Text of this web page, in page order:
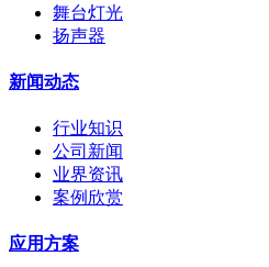
舞台灯光
扬声器
新闻动态
行业知识
公司新闻
业界资讯
案例欣赏
应用方案